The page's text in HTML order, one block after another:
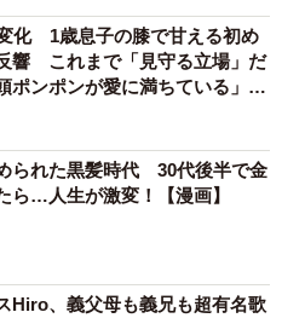
全員を確実に連れて逃げる
ておくべきだと痛感しまし
ルクの毛——3兄妹の
化 1歳息子の膝で甘える初め
響 これまで「見守る立場」だ
ンポンが愛に満ちている」
られた黒髪時代 30代後半で金
ら…人生が激変！【漫画】
Hiro、義父母も義兄も超有名歌